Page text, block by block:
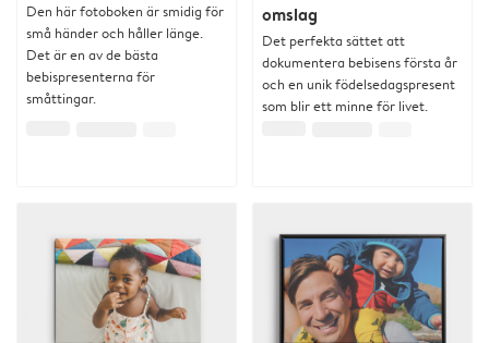
Den här fotoboken är smidig för
små händer och håller länge.
Det är en av de bästa
bebispresenterna för
småttingar.
omslag
Det perfekta sättet att
dokumentera bebisens första år
och en unik födelsedagspresent
som blir ett minne för livet.